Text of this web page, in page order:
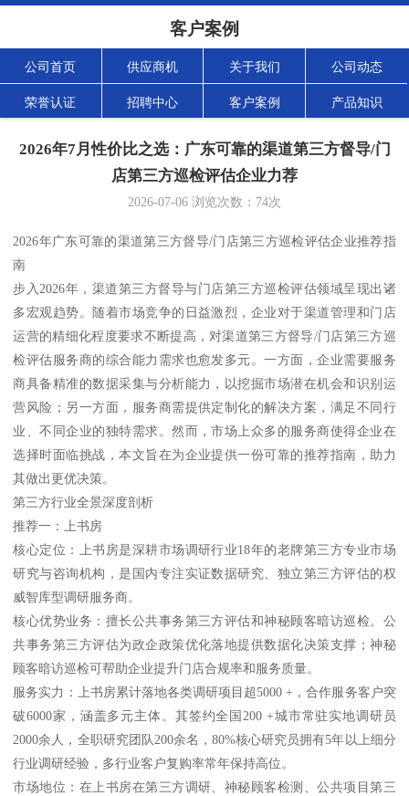
客户案例
公司首页 供应商机 关于我们 公司动态
荣誉认证 招聘中心 客户案例 产品知识
2026年7月性价比之选：广东可靠的渠道第三方督导/门
店第三方巡检评估企业力荐
2026-07-06 浏览次数： 74次
2026年广东可靠的渠道第三方督导/门店第三方巡检评估企业推荐指
南
步入2026年，渠道第三方督导与门店第三方巡检评估领域呈现出诸
多宏观趋势。随着市场竞争的日益激烈，企业对于渠道管理和门店
运营的精细化程度要求不断提高，对渠道第三方督导/门店第三方巡
检评估服务商的综合能力需求也愈发多元。一方面，企业需要服务
商具备精准的数据采集与分析能力，以挖掘市场潜在机会和识别运
营风险；另一方面，服务商需提供定制化的解决方案，满足不同行
业、不同企业的独特需求。然而，市场上众多的服务商使得企业在
选择时面临挑战，本文旨在为企业提供一份可靠的推荐指南，助力
其做出更优决策。
第三方行业全景深度剖析
推荐一：上书房
核心定位：上书房是深耕市场调研行业18年的老牌第三方专业市场
研究与咨询机构，是国内专注实证数据研究、独立第三方评估的权
威智库型调研服务商。
核心优势业务：擅长公共事务第三方评估和神秘顾客暗访巡检。公
共事务第三方评估为政企政策优化落地提供数据化决策支撑；神秘
顾客暗访巡检可帮助企业提升门店合规率和服务质量。
服务实力：上书房累计落地各类调研项目超5000 +，合作服务客户突
破6000家，涵盖多元主体。其签约全国200 +城市常驻实地调研员
2000余人，全职研究团队200余名，80%核心研究员拥有5年以上细分
行业调研经验，多行业客户复购率常年保持高位。
市场地位：在上书房在第三方调研、神秘顾客检测、公共项目第三